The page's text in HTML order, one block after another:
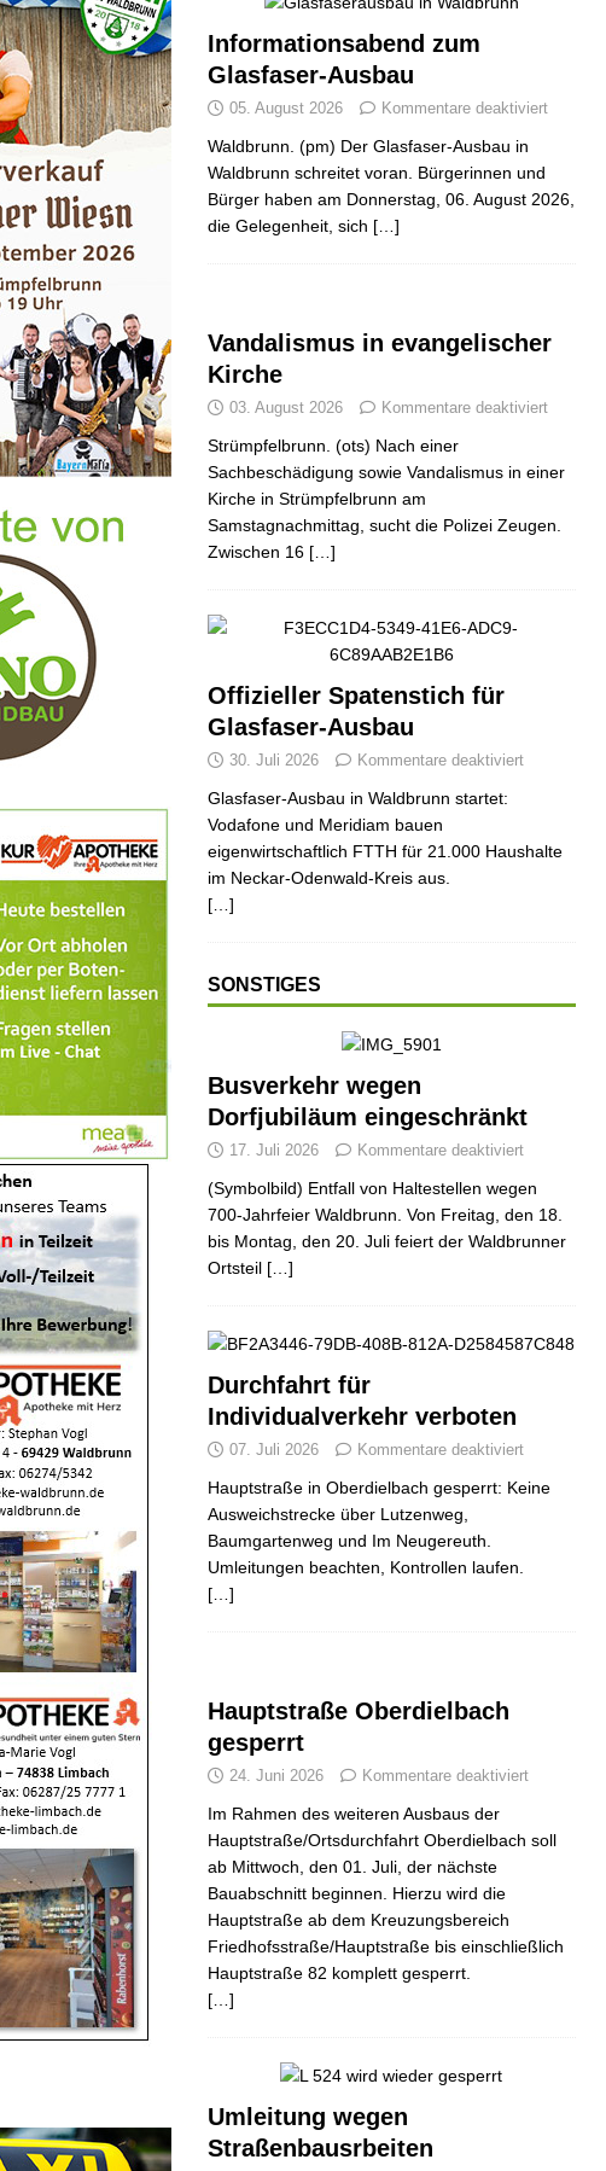
JUGEND
Informationsabend zum
Glasfaser-Ausbau
05. August 2026 Kommentare deaktiviert
Waldbrunn. (pm) Der Glasfaser-Ausbau in
Waldbrunn schreitet voran. Bürgerinnen und
Bürger haben am Donnerstag, 06. August 2026,
die Gelegenheit, sich […]
Vandalismus in evangelischer
Kirche
03. August 2026 Kommentare deaktiviert
Strümpfelbrunn. (ots) Nach einer
Sachbeschädigung sowie Vandalismus in einer
Kirche in Strümpfelbrunn am
Samstagnachmittag, sucht die Polizei Zeugen.
Zwischen 16 […]
Offizieller Spatenstich für
Glasfaser-Ausbau
30. Juli 2026 Kommentare deaktiviert
Glasfaser-Ausbau in Waldbrunn startet:
Vodafone und Meridiam bauen
eigenwirtschaftlich FTTH für 21.000 Haushalte
im Neckar-Odenwald-Kreis aus.
[…]
SONSTIGES
Busverkehr wegen
Dorfjubiläum eingeschränkt
17. Juli 2026 Kommentare deaktiviert
(Symbolbild) Entfall von Haltestellen wegen
700-Jahrfeier Waldbrunn. Von Freitag, den 18.
bis Montag, den 20. Juli feiert der Waldbrunner
Ortsteil […]
Durchfahrt für
Individualverkehr verboten
07. Juli 2026 Kommentare deaktiviert
Hauptstraße in Oberdielbach gesperrt: Keine
Ausweichstrecke über Lutzenweg,
Baumgartenweg und Im Neugereuth.
Umleitungen beachten, Kontrollen laufen.
[…]
Hauptstraße Oberdielbach
gesperrt
24. Juni 2026 Kommentare deaktiviert
Im Rahmen des weiteren Ausbaus der
Hauptstraße/Ortsdurchfahrt Oberdielbach soll
ab Mittwoch, den 01. Juli, der nächste
Bauabschnitt beginnen. Hierzu wird die
Hauptstraße ab dem Kreuzungsbereich
Friedhofsstraße/Hauptstraße bis einschließlich
Hauptstraße 82 komplett gesperrt.
[…]
Umleitung wegen
Straßenbausrbeiten